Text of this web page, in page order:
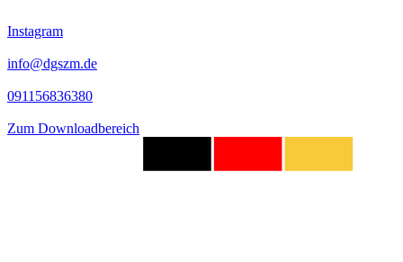
Instagram
info@dgszm.de
091156836380
Zum Downloadbereich